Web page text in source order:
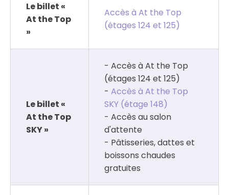
Le billet «
At the Top
»
Accès à At the Top
(étages 124 et 125)
Le billet «
At the Top
SKY »
- Accès à At the Top
(étages 124 et 125)
- Accès à At the Top
SKY (étage 148)
- Accès au salon
d'attente
- Pâtisseries, dattes et
boissons chaudes
gratuites